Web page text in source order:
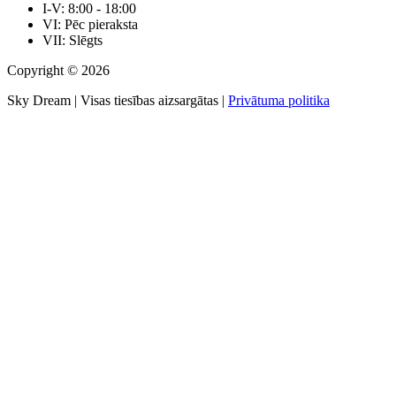
I-V: 8:00 - 18:00
VI: Pēc pieraksta
VII: Slēgts
Copyright © 2026
Sky Dream | Visas tiesības aizsargātas | Privātuma politika